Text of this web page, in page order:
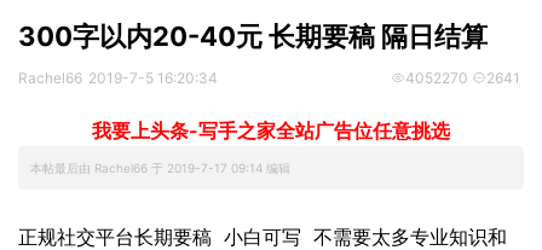
300字以内20-40元 长期要稿 隔日结算
Rachel66 2019-7-5 16:20:34 4052270 2641
我要上头条-写手之家全站广告位任意挑选
本帖最后由 Rachel66 于 2019-7-17 09:14 编辑
正规社交平台长期要稿 小白可写 不需要太多专业知识和